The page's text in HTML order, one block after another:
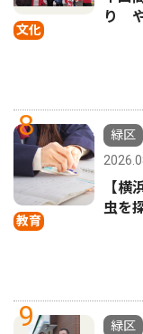
文化
り
8
教育
緑区
【
虫を
9
緑区